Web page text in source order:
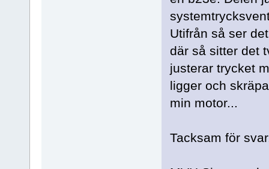
Utifrån så ser
där så sitter det
justerar trycket
ligger och
min motor...
Tacksam för